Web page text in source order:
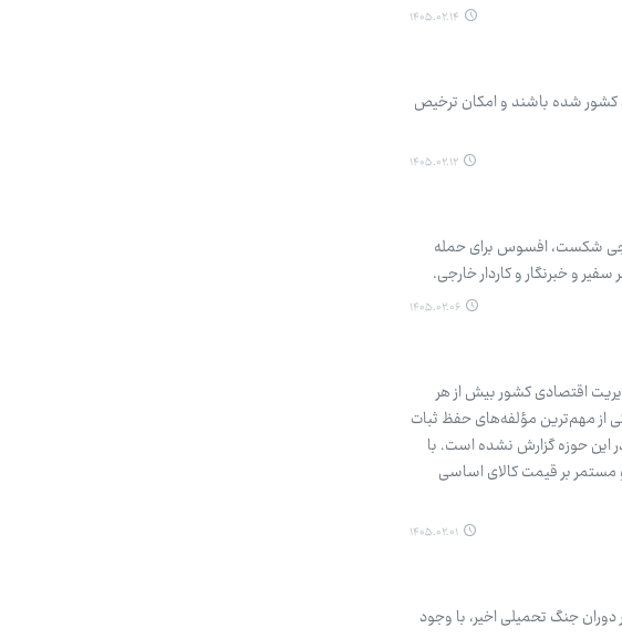
۱۴۰۵.۰۲.۱۴
کشور شده باشند و امکان ترخیص
۱۴۰۵.۰۲.۱۲
خارجی شکست، افسوس برای حمله
و خبرنگار و کاردار خارجی.
۱۴۰۵.۰۲.۰۶
مدیریت اقتصادی کشور بیش از هر
از مهم‌ترین مؤلفه‌های حفظ ثبات
این حوزه گزارش نشده است. با
مستمر بر قیمت کالای اساسی
۱۴۰۵.۰۲.۰۱
فعالیت چهار هزار و ۸۱۸ دفتر ازدواج، گفت: در دوران جنگ تحمیلی اخیر، با وجود